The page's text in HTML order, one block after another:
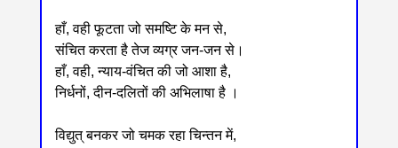
हाँ, वही फूटता जो समष्टि के मन से,
संचित करता है तेज व्यग्र जन-जन से।
हाँ, वही, न्याय-वंचित की जो आशा है,
निर्धनों, दीन-दलितों की अभिलाषा है ।
विद्युत् बनकर जो चमक रहा चिन्तन में,